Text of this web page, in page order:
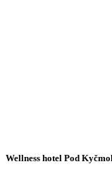
Wellness hotel Pod